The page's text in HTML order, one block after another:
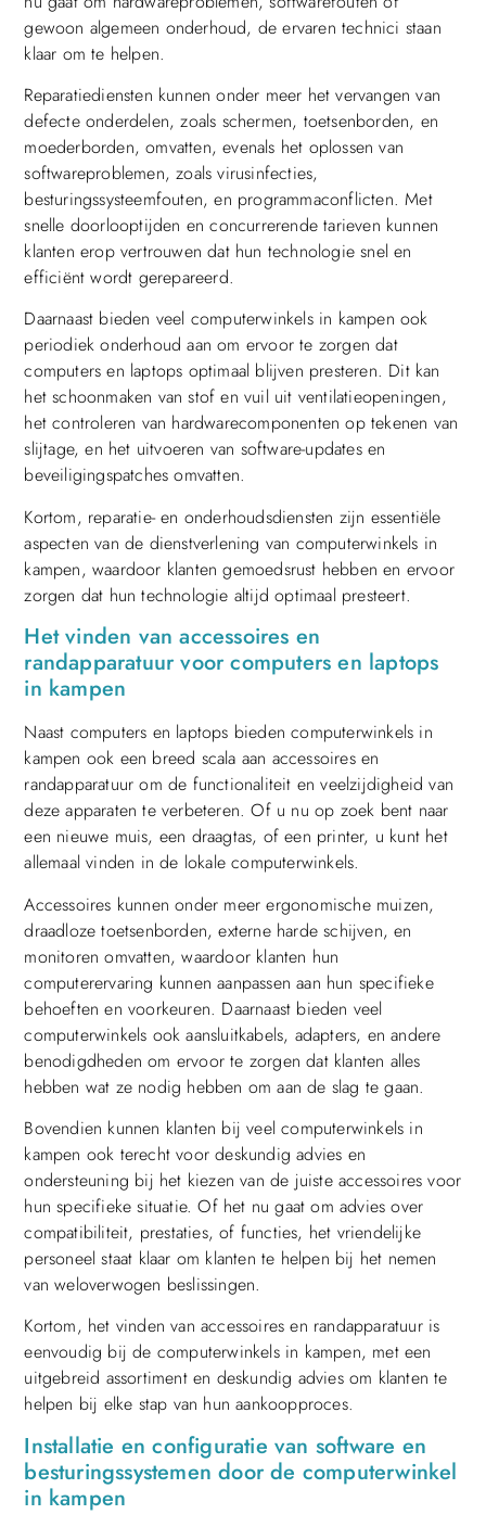
gewoon algemeen onderhoud, de ervaren technici staan
klaar om te helpen.
Reparatiediensten kunnen onder meer het vervangen van
defecte onderdelen, zoals schermen, toetsenborden, en
moederborden, omvatten, evenals het oplossen van
softwareproblemen, zoals virusinfecties,
besturingssysteemfouten, en programmaconflicten. Met
snelle doorlooptijden en concurrerende tarieven kunnen
klanten erop vertrouwen dat hun technologie snel en
efficiënt wordt gerepareerd.
Daarnaast bieden veel computerwinkels in kampen ook
periodiek onderhoud aan om ervoor te zorgen dat
computers en laptops optimaal blijven presteren. Dit kan
het schoonmaken van stof en vuil uit ventilatieopeningen,
het controleren van hardwarecomponenten op tekenen van
slijtage, en het uitvoeren van software-updates en
beveiligingspatches omvatten.
Kortom, reparatie- en onderhoudsdiensten zijn essentiële
aspecten van de dienstverlening van computerwinkels in
kampen, waardoor klanten gemoedsrust hebben en ervoor
zorgen dat hun technologie altijd optimaal presteert.
Het vinden van accessoires en
randapparatuur voor computers en laptops
in kampen
Naast computers en laptops bieden computerwinkels in
kampen ook een breed scala aan accessoires en
randapparatuur om de functionaliteit en veelzijdigheid van
deze apparaten te verbeteren. Of u nu op zoek bent naar
een nieuwe muis, een draagtas, of een printer, u kunt het
allemaal vinden in de lokale computerwinkels.
Accessoires kunnen onder meer ergonomische muizen,
draadloze toetsenborden, externe harde schijven, en
monitoren omvatten, waardoor klanten hun
computerervaring kunnen aanpassen aan hun specifieke
behoeften en voorkeuren. Daarnaast bieden veel
computerwinkels ook aansluitkabels, adapters, en andere
benodigdheden om ervoor te zorgen dat klanten alles
hebben wat ze nodig hebben om aan de slag te gaan.
Bovendien kunnen klanten bij veel computerwinkels in
kampen ook terecht voor deskundig advies en
ondersteuning bij het kiezen van de juiste accessoires voor
hun specifieke situatie. Of het nu gaat om advies over
compatibiliteit, prestaties, of functies, het vriendelijke
personeel staat klaar om klanten te helpen bij het nemen
van weloverwogen beslissingen.
Kortom, het vinden van accessoires en randapparatuur is
eenvoudig bij de computerwinkels in kampen, met een
uitgebreid assortiment en deskundig advies om klanten te
helpen bij elke stap van hun aankoopproces.
Installatie en configuratie van software en
besturingssystemen door de computerwinkel
in kampen